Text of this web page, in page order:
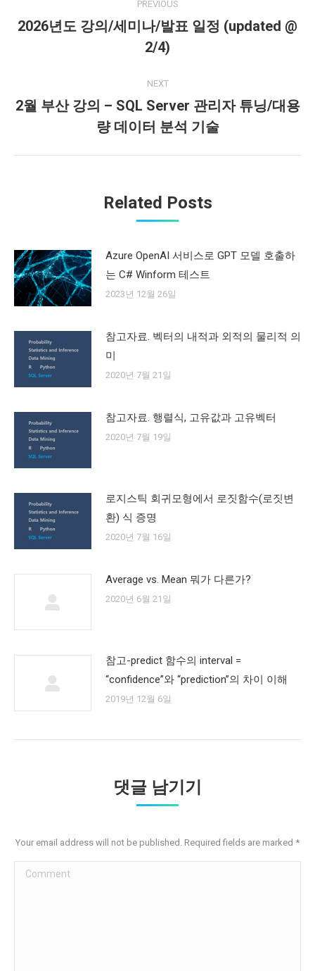
navigation
PREVIOUS
Previous
post:
2026년도 강의/세미나/발표 일정 (updated @
2/4)
NEXT
post:
2월 부산 강의 – SQL Server 관리자 튜닝/대용
량 데이터 분석 기술
Related Posts
Azure OpenAI 서비스로 GPT 모델 호출하
는 C# Winform 테스트
2023년 12월 26일
참고자료. 벡터의 내적과 외적의 물리적 의
미
2020년 7월 21일
참고자료. 행렬식, 고유값과 고유벡터
2020년 7월 19일
로지스틱 회귀모형에서 로짓함수(로짓변
환) 식 증명
2020년 7월 16일
Average vs. Mean 뭐가 다른가?
2020년 6월 21일
참고-predict 함수의 interval =
“confidence”와 “prediction”의 차이 이해
2019년 12월 6일
댓글 남기기
Your email address will not be published. Required fields are marked *
Comment